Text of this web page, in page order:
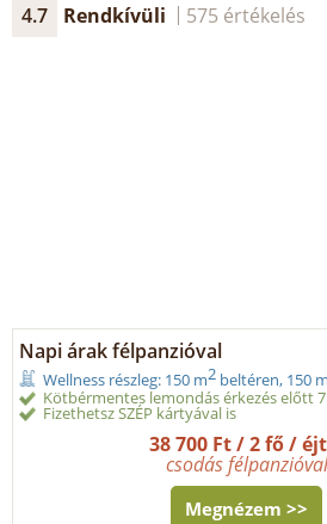
4.7 Rendkívüli 575 értékelés
Napi árak félpanzióval
Wellness részleg: 150 m2 beltéren, 150 m
Kötbérmentes lemondás érkezés előtt
Fizethetsz SZÉP kártyával is
38 700 Ft / 2 fő /
csodás félpanzióval
Megnézem >>